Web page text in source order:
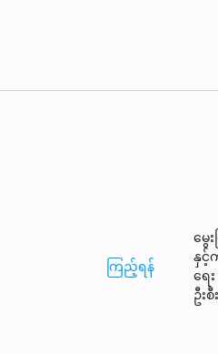
ကြည့်ရန်
မွေး
နှ
ရေး
ဦးစီ